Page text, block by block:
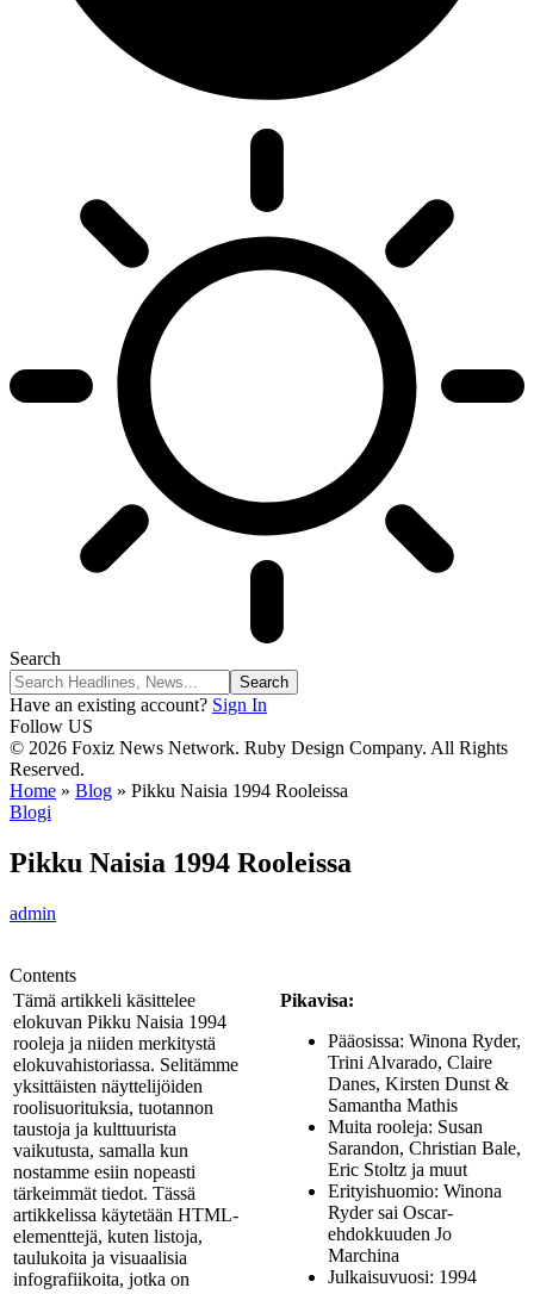
Search
Have an existing account? Sign In
Follow US
© 2026 Foxiz News Network. Ruby Design Company. All Rights
Reserved.
Home » Blog » Pikku Naisia 1994 Rooleissa
Blogi
Pikku Naisia 1994 Rooleissa
admin
Contents
Tämä artikkeli käsittelee
elokuvan Pikku Naisia 1994
rooleja ja niiden merkitystä
elokuvahistoriassa. Selitämme
yksittäisten näyttelijöiden
roolisuorituksia, tuotannon
taustoja ja kulttuurista
vaikutusta, samalla kun
nostamme esiin nopeasti
tärkeimmät tiedot. Tässä
artikkelissa käytetään HTML-
elementtejä, kuten listoja,
taulukoita ja visuaalisia
infografiikoita, jotka on
Pikavisa:
Pääosissa: Winona Ryder,
Trini Alvarado, Claire
Danes, Kirsten Dunst &
Samantha Mathis
Muita rooleja: Susan
Sarandon, Christian Bale,
Eric Stoltz ja muut
Erityishuomio: Winona
Ryder sai Oscar-
ehdokkuuden Jo
Marchina
Julkaisuvuosi: 1994